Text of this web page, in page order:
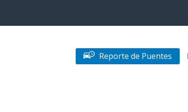
Reporte de Puentes